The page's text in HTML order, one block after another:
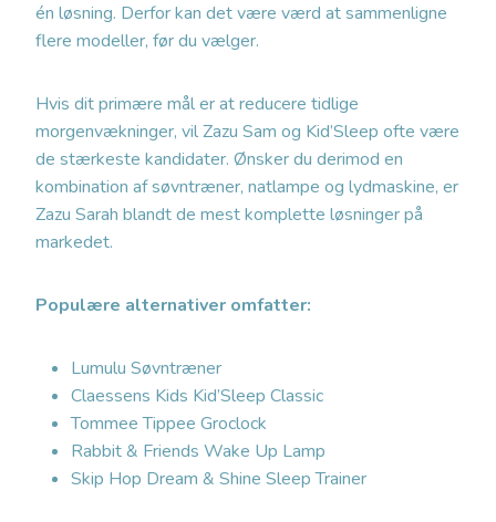
én løsning. Derfor kan det være værd at sammenligne
flere modeller, før du vælger.
Hvis dit primære mål er at reducere tidlige
morgenvækninger, vil Zazu Sam og Kid’Sleep ofte være
de stærkeste kandidater. Ønsker du derimod en
kombination af søvntræner, natlampe og lydmaskine, er
Zazu Sarah blandt de mest komplette løsninger på
markedet.
Populære alternativer omfatter:
Lumulu Søvntræner
Claessens Kids Kid’Sleep Classic
Tommee Tippee Groclock
Rabbit & Friends Wake Up Lamp
Skip Hop Dream & Shine Sleep Trainer